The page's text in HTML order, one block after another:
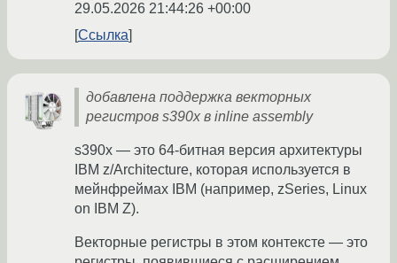
29.05.2026 21:44:26 +00:00
Ссылка
добавлена поддержка векторных
регистров s390x в inline assembly
s390x — это 64-битная версия архитектуры
IBM z/Architecture, которая используется в
мейнфреймах IBM (например, zSeries, Linux
on IBM Z).
Векторные регистры в этом контексте — это